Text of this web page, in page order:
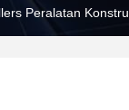
Peralatan